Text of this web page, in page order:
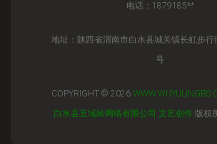
电话：1879185**
地址：陕西省渭南市白水县城关镇长虹步
号
COPYRIGHT © 2026
白水县五域岭网络有限公司 文艺创作 版权